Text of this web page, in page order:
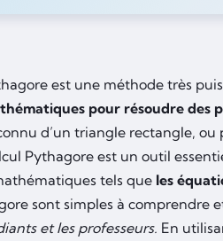
est une méthode très
pour résoudre des
d’un triangle rectangle,
Pythagore est un outil
tels que les
sont simples à comprendre
et les professeurs. En